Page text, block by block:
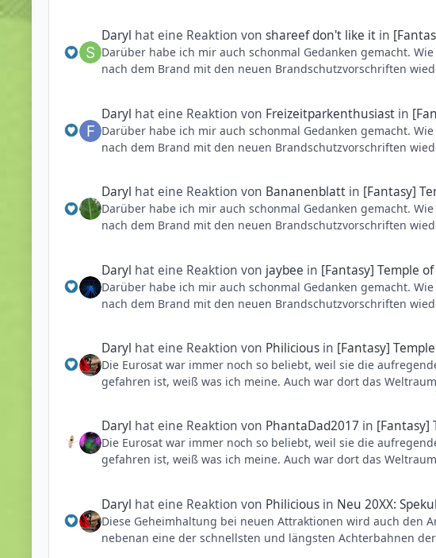
Wenn dort also immer nur ein Zug oder maximal zwei mit
und die längere Fahrstrecke des TotNH bedenkt, muss man
nur als Zusatz, nicht als eigenständige, als Neuheit
Daryl hat eine Reaktion vonshareef don't like it in
Darüber habe ich mir auch schonmal Gedanken gemacht.
nach dem Brand mit den neuen Brandschutzvorschriften
Aber ich bleibe dabei: Entweder wäre der Temple nach der
worden. Die lieblose Umgestaltung wie wir sie kennen sollte
Daryl hat eine Reaktion von Freizeitparkenthusiast in
Darüber habe ich mir auch schonmal Gedanken gemacht.
nach dem Brand mit den neuen Brandschutzvorschriften
Aber ich bleibe dabei: Entweder wäre der Temple nach der
worden. Die lieblose Umgestaltung wie wir sie kennen sollte
Daryl hat eine Reaktion von Bananenblatt in [Fantasy]
Darüber habe ich mir auch schonmal Gedanken gemacht.
nach dem Brand mit den neuen Brandschutzvorschriften
Aber ich bleibe dabei: Entweder wäre der Temple nach der
worden. Die lieblose Umgestaltung wie wir sie kennen sollte
Daryl hat eine Reaktion von jaybee in [Fantasy] Temple
Darüber habe ich mir auch schonmal Gedanken gemacht.
nach dem Brand mit den neuen Brandschutzvorschriften
Aber ich bleibe dabei: Entweder wäre der Temple nach der
worden. Die lieblose Umgestaltung wie wir sie kennen sollte
Daryl hat eine Reaktion von Philicious in [Fantasy]
Die Eurosat war immer noch so beliebt, weil sie die
gefahren ist, weiß was ich meine. Auch war dort das
Tagen bildete sich dort vor allem morgens automatisch eine
wäre wenn sie wie das Space Center abseits vom
Daryl hat eine Reaktion von PhantaDad2017 in [Fantasy]
Die Eurosat war immer noch so beliebt, weil sie die
gefahren ist, weiß was ich meine. Auch war dort das
Tagen bildete sich dort vor allem morgens automatisch eine
wäre wenn sie wie das Space Center abseits vom
Daryl hat eine Reaktion von Philicious in Neu 20XX:
Diese Geheimhaltung bei neuen Attraktionen wird auch den
nebenan eine der schnellsten und längsten Achterbahnen